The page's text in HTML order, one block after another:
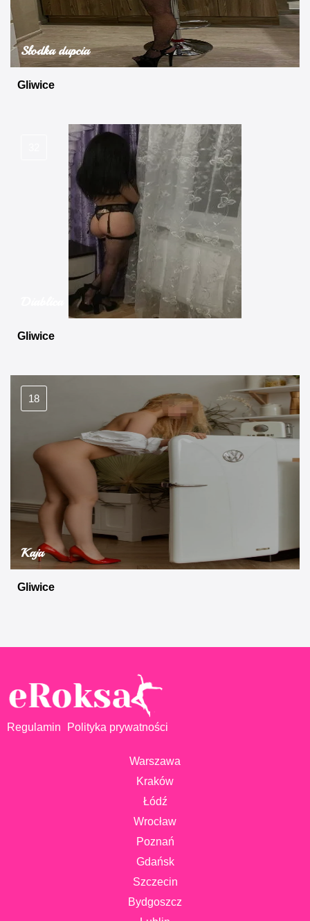
Słodka dupcia
Gliwice
Gliwice
18
Kaja
Gliwice
Regulamin Polityka prywatności
Warszawa
Kraków
Łódź
Wrocław
Poznań
Gdańsk
Szczecin
Bydgoszcz